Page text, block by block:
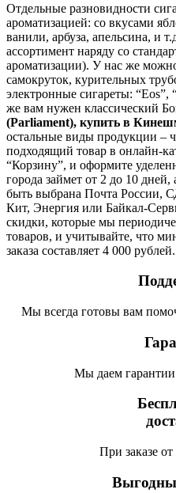
Отдельные разновидности
ароматизацией: со вкусами
ванили, арбуза, апельсина, и
ассортимент наряду со
ароматизации). У нас же можно
самокруток, курительных
электронные сигареты: “Eos”,
же вам нужен классический
(Parliament), купить в
остальные виды продукции –
подходящий товар в онлайн-
“Корзину”, и оформите
города займет от 2 до 10 дней,
быть выбрана Почта
Кит, Энергия или Байкал-
скидки, которые мы
товаров, и учитывайте, что
заказа составляет 4 000 рублей.
Мы всегда готовы вам
Мы даем
При заказе